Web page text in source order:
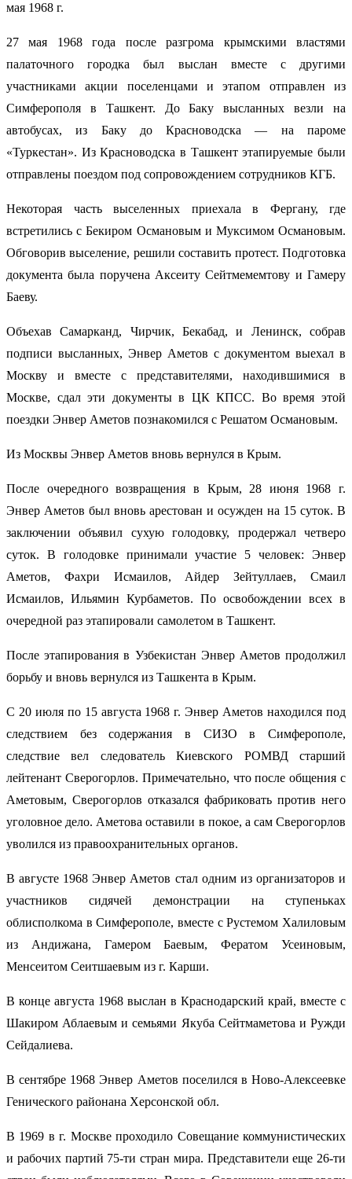
мая 1968 г.
27 мая 1968 года после разгрома крымскими властями
палаточного городка был выслан вместе с другими
участниками акции поселенцами и этапом отправлен из
Симферополя в Ташкент. До Баку высланных везли на
автобусах, из Баку до Красноводска — на пароме
«Туркестан». Из Красноводска в Ташкент этапируемые были
отправлены поездом под сопровождением сотрудников КГБ.
Некоторая часть выселенных приехала в Фергану, где
встретились с Бекиром Османовым и Муксимом Османовым.
Обговорив выселение, решили составить протест. Подготовка
документа была поручена Аксеиту Сейтмемемтову и Гамеру
Баеву.
Объехав Самарканд, Чирчик, Бекабад, и Ленинск, собрав
подписи высланных, Энвер Аметов с документом выехал в
Москву и вместе с представителями, находившимися в
Москве, сдал эти документы в ЦК КПСС. Во время этой
поездки Энвер Аметов познакомился с Решатом Османовым.
Из Москвы Энвер Аметов вновь вернулся в Крым.
После очередного возвращения в Крым, 28 июня 1968 г.
Энвер Аметов был вновь арестован и осужден на 15 суток. В
заключении объявил сухую голодовку, продержал четверо
суток. В голодовке принимали участие 5 человек: Энвер
Аметов, Фахри Исмаилов, Айдер Зейтуллаев, Смаил
Исмаилов, Ильямин Курбаметов. По освобождении всех в
очередной раз этапировали самолетом в Ташкент.
После этапирования в Узбекистан Энвер Аметов продолжил
борьбу и вновь вернулся из Ташкента в Крым.
С 20 июля по 15 августа 1968 г. Энвер Аметов находился под
следствием без содержания в СИЗО в Симферополе,
следствие вел следователь Киевского РОМВД старший
лейтенант Сверогорлов. Примечательно, что после общения с
Аметовым, Сверогорлов отказался фабриковать против него
уголовное дело. Аметова оставили в покое, а сам Сверогорлов
уволился из правоохранительных органов.
В августе 1968 Энвер Аметов стал одним из организаторов и
участников сидячей демонстрации на ступеньках
облисполкома в Симферополе, вместе с Рустемом Халиловым
из Андижана, Гамером Баевым, Фератом Усеиновым,
Менсеитом Сеитшаевым из г. Карши.
В конце августа 1968 выслан в Краснодарский край, вместе с
Шакиром Аблаевым и семьями Якуба Сейтмаметова и Ружди
Сейдалиева.
В сентябре 1968 Энвер Аметов поселился в Ново-Алексеевке
Генического районана Херсонской обл.
В 1969 в г. Москве проходило Совещание коммунистических
и рабочих партий 75-ти стран мира. Представители еще 26-ти